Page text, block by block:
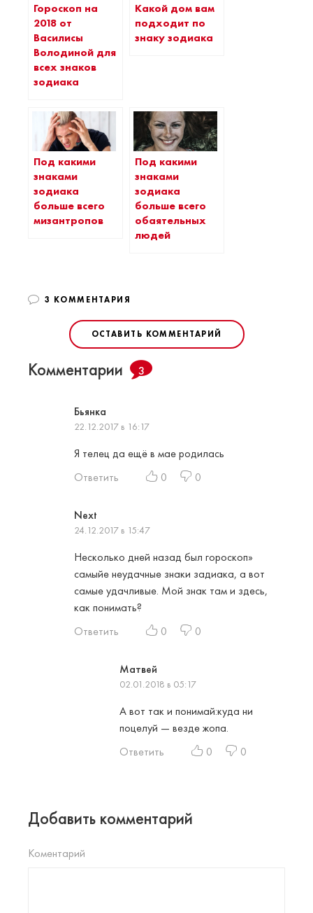
Гороскоп на
2018 от
Василисы
Володиной для
всех знаков
зодиака
Какой дом вам
подходит по
знаку зодиака
Под какими
знаками
зодиака
больше всего
мизантропов
Под какими
знаками
зодиака
больше всего
обаятельных
людей
3 КОММЕНТАРИЯ
ОСТАВИТЬ КОММЕНТАРИЙ
Комментарии 3
Бьянка
22.12.2017 в 16:17
Я телец да ещё в мае родилась
Ответить
0 0
Next
24.12.2017 в 15:47
Несколько дней назад был гороскоп»
самыйе неудачные знаки задиака, а вот
самые удачливые. Мой знак там и здесь,
как понимать?
Ответить
0 0
Матвей
02.01.2018 в 05:17
А вот так и понимай:куда ни
поцелуй — везде жопа.
Ответить
0 0
Добавить комментарий
Коментарий